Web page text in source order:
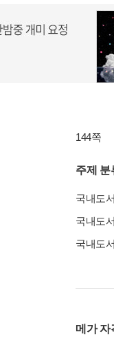
144쪽
주제 분
국내도
국내도
국내도
메가 자